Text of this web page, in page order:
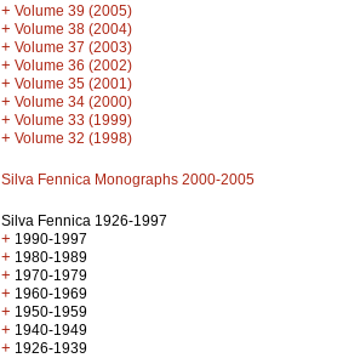
+ Volume 39 (2005)
+ Volume 38 (2004)
+ Volume 37 (2003)
+ Volume 36 (2002)
+ Volume 35 (2001)
+ Volume 34 (2000)
+ Volume 33 (1999)
+ Volume 32 (1998)
Silva Fennica Monographs 2000-2005
Silva Fennica 1926-1997
+ 1990-1997
+ 1980-1989
+ 1970-1979
+ 1960-1969
+ 1950-1959
+ 1940-1949
+ 1926-1939